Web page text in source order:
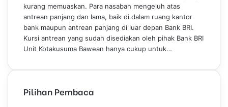
o
t
a
k
u
u
a
kurang memuaskan. Para nasabah mengeluh atas
antrean panjang dan lama, baik di dalam ruang kantor
bank maupun antrean panjang di luar depan Bank BRI.
Kursi antrean yang sudah disediakan oleh pihak Bank BRI
Unit Kotakusuma Bawean hanya cukup untuk…
Pilihan Pembaca